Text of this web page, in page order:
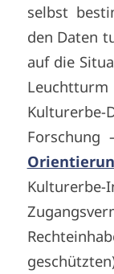
selbst
den Daten
auf die
Kulturerbe-
Forschung